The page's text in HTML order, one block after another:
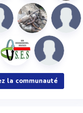
la communauté